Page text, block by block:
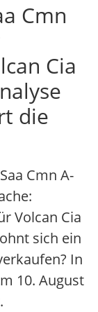
Cmn
Cia
die
Cmn A-
Volcan Cia
sich ein
In
10. August